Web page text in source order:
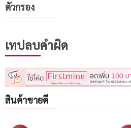
เทปลบคำผิด
สินค้าขายดี
ตัวกรอง